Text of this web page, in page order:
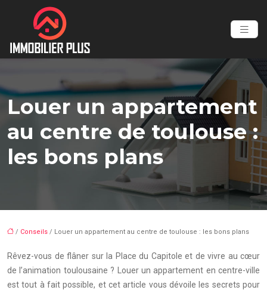
Louer un appartement
au centre de toulouse :
les bons plans
/ Conseils / Louer un appartement au centre de toulouse : les bons plans
Rêvez-vous de flâner sur la Place du Capitole et de vivre au cœur
de l’animation toulousaine ? Louer un appartement en centre-ville
est tout à fait possible, et cet article vous dévoile les secrets pour